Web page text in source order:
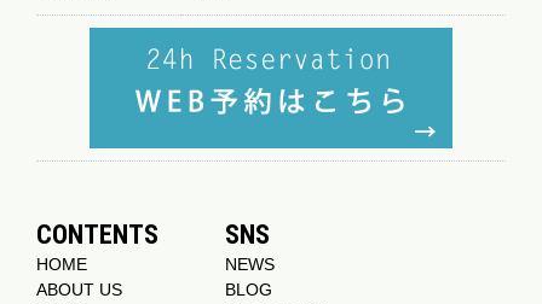
CONTENTS
HOME
ABOUT US
SNS
NEWS
BLOG